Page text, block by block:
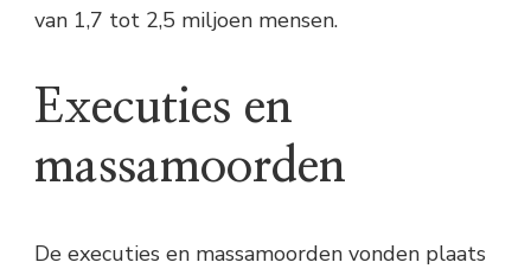
van 1,7 tot 2,5 miljoen mensen.
Executies en
massamoorden
De executies en massamoorden vonden plaats